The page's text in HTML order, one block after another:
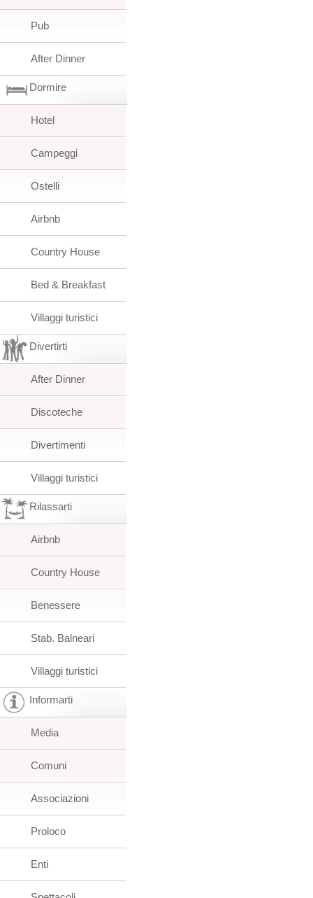
Pub
After Dinner
Dormire
Hotel
Campeggi
Ostelli
Airbnb
Country House
Bed & Breakfast
Villaggi turistici
Divertirti
After Dinner
Discoteche
Divertimenti
Villaggi turistici
Rilassarti
Airbnb
Country House
Benessere
Stab. Balneari
Villaggi turistici
Informarti
Media
Comuni
Associazioni
Proloco
Enti